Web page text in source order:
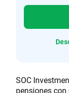
SOC
pensiones